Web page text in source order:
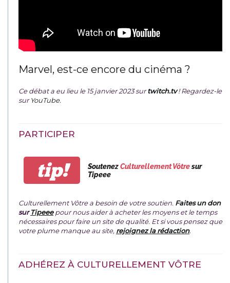
Marvel, est-ce encore du cinéma ?
Ce débat a eu lieu le 15 janvier 2023 surtwitch.tv ! Regardez-le
surYouTube.
PARTICIPER
tip! SoutenezCulturellement Vôtresur
Tipeee
Culturellement Vôtre a besoin de votre soutien. Faites un don
surTipeeepour nous aider à acheter les moyens et le temps
nécessaires pour faire un site de qualité. Et si vous pensez que
votre plume manque au site, rejoignez la rédaction.
ADHÉREZ À CULTURELLEMENT VÔTRE